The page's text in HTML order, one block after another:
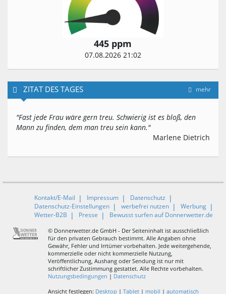
445 ppm
07.08.2026 21:02
mehr
ZITAT DES TAGES
"Fast jede Frau wäre gern treu. Schwierig ist es bloß, den
Mann zu finden, dem man treu sein kann."
Marlene Dietrich
Kontakt/E-Mail Impressum
Datenschutz
Datenschutz-Einstellungen
werbefrei nutzen
Werbung
Wetter-B2B
Presse Bewusst surfen auf Donnerwetter.de
© Donnerwetter.de GmbH - Der Seiteninhalt ist ausschließlich
für den privaten Gebrauch bestimmt. Alle Angaben ohne
Gewähr, Fehler und Irrtümer vorbehalten. Jede weitergehende,
kommerzielle oder nicht kommerzielle Nutzung,
Veröffentlichung, Aushang oder Sendung ist nur mit
schriftlicher Zustimmung gestattet. Alle Rechte vorbehalten.
Nutzungsbedingungen | Datenschutz
Ansicht festlegen: Desktop | Tablet| mobil | automatisch